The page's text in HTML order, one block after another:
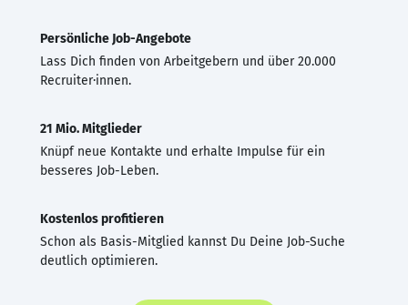
Persönliche Job-Angebote
Lass Dich finden von Arbeitgebern und über 20.000
Recruiter·innen.
21 Mio. Mitglieder
Knüpf neue Kontakte und erhalte Impulse für ein
besseres Job-Leben.
Kostenlos profitieren
Schon als Basis-Mitglied kannst Du Deine Job-Suche
deutlich optimieren.